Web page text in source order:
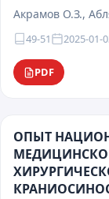
Акрамов О.З.,
49-51 2025-01-
PDF
ОПЫТ